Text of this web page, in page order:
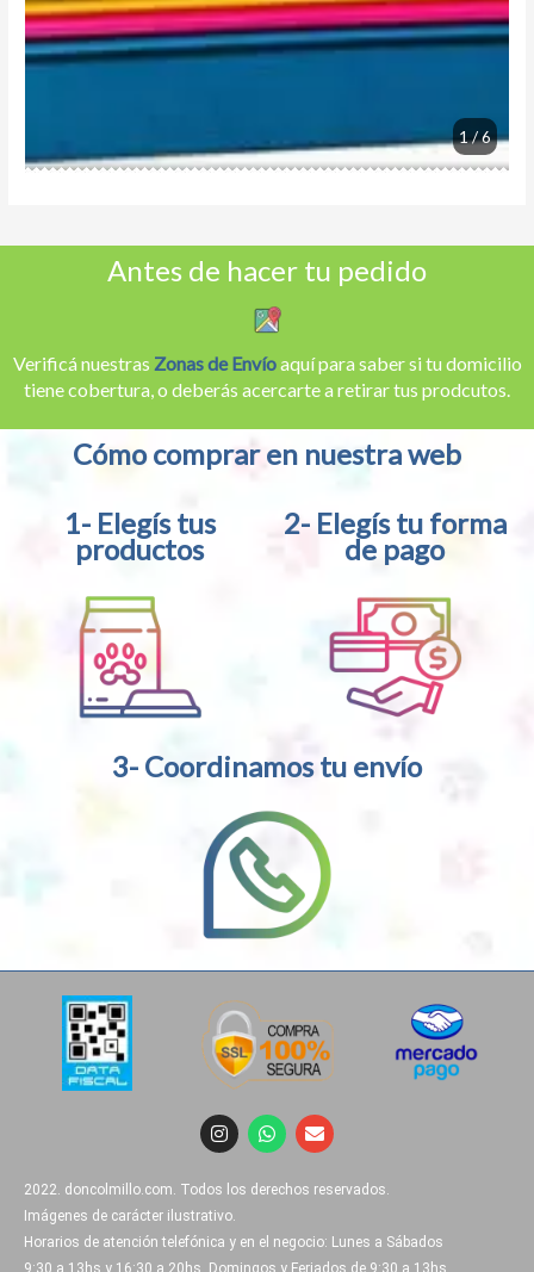
1 / 6
Antes de hacer tu pedido
Verificá nuestras Zonas de Envíoaquí para saber si tu domicilio
tiene cobertura, o deberás acercarte a retirar tus prodcutos.
Cómo comprar en nuestra web
1- Elegís tus
productos
2- Elegís tu forma
de pago
3- Coordinamos tu envío
I
n
a
g
r
W
h
s
p
E
n
l
p
2022. doncolmillo.com. Todos los derechos reservados.
Imágenes de carácter ilustrativo.
Horarios de atención telefónica y en el negocio: Lunes a Sábados